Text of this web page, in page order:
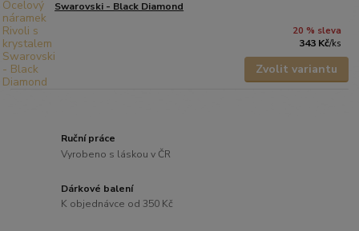
Swarovski - Black Diamond
20 % sleva
343 Kč/ks
Zvolit variantu
Ruční práce
Vyrobeno s láskou v ČR
Dárkové balení
K objednávce od 350 Kč